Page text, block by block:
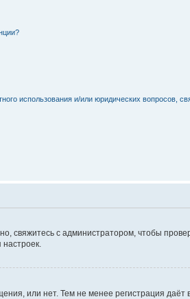
использования и/или юридических вопросов,
свяжитесь с администратором, чтобы
или нет. Тем не менее регистрация